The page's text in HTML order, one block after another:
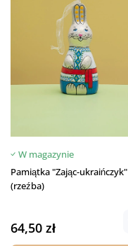
W magazynie
Pamiątka "Zając-ukraińczyk"
(rzeźba)
64,50 zł